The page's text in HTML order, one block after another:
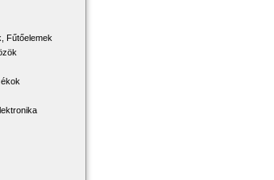
Fűtőelemek